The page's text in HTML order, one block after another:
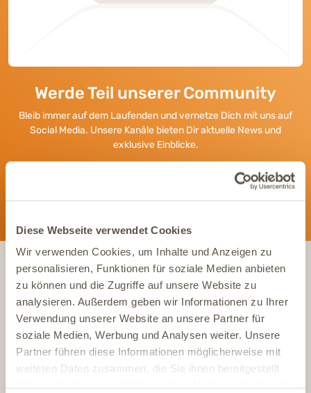
Diese Webseite verwendet Cookies
Wir verwenden Cookies, um Inhalte und Anzeigen zu
personalisieren, Funktionen für soziale Medien anbieten
zu können und die Zugriffe auf unsere Website zu
analysieren. Außerdem geben wir Informationen zu Ihrer
Verwendung unserer Website an unsere Partner für
soziale Medien, Werbung und Analysen weiter. Unsere
Partner führen diese Informationen möglicherweise mit
weiteren Daten zusammen, die Sie ihnen bereitgestellt
Werde Teil unserer Community
Bleib immer auf dem Laufenden und vernetze Dich mit uns auf
Social Media. Unsere Kanäle bieten Dir aktuelle News und
exklusive Einblicke.
KONTAKT
Tel.:+49 (0)6504 7433510
Aus dem deutschen Festnetz, Mo-Fr, 7-17 Uhr
Tel.:+43 (0)720 883 773